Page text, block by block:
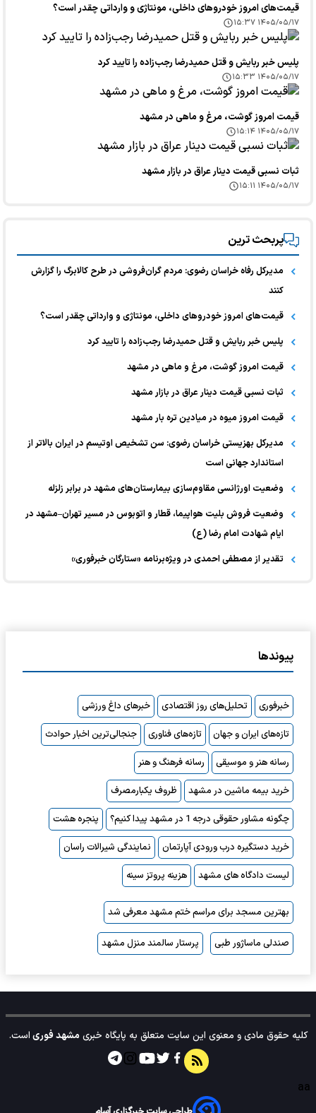
قیمت‌های امروز خودرو‌های داخلی، مونتاژی و وارداتی چقدر است؟
۱۴۰۵/۰۵/۱۷ ۱۵:۳۷
پلیس خبر ربایش و قتل حمیدرضا رجب‌زاده را تایید کرد
۱۴۰۵/۰۵/۱۷ ۱۵:۳۳
قیمت امروز گوشت، مرغ و ماهی در مشهد
۱۴۰۵/۰۵/۱۷ ۱۵:۱۴
ثبات نسبی قیمت دینار عراق در بازار مشهد
۱۴۰۵/۰۵/۱۷ ۱۵:۱۱
پربحث ترین
مدیرکل رفاه خراسان رضوی: مردم گران‌فروشی در طرح کالابرگ را گزارش
کنند
قیمت‌های امروز خودرو‌های داخلی، مونتاژی و وارداتی چقدر است؟
پلیس خبر ربایش و قتل حمیدرضا رجب‌زاده را تایید کرد
قیمت امروز گوشت، مرغ و ماهی در مشهد
ثبات نسبی قیمت دینار عراق در بازار مشهد
قیمت امروز میوه در میادین تره بار مشهد
مدیرکل بهزیستی خراسان رضوی: سن تشخیص اوتیسم در ایران بالاتر از
استاندارد جهانی است
وضعیت اورژانسی مقاوم‌سازی بیمارستان‌های مشهد در برابر زلزله
وضعیت فروش بلیت هواپیما، قطار و اتوبوس در مسیر تهران–مشهد در
ایام شهادت امام رضا (ع)
تقدیر از مصطفی احمدی در ویژه‌برنامه «ستارگان خبرفوری»
پیوندها
خبرفوری تحلیل‌های روز اقتصادی
خبرهای داغ ورزشی
تازه‌های ایران و جهان
تازه‌های فناوری
جنجالی‌ترین اخبار حوادث
رسانه هنر و موسیقی
رسانه فرهنگ و هنر
خرید بیمه ماشین در مشهد
ظروف یکبارمصرف
چگونه مشاور حقوقی درجه 1 در مشهد پیدا کنیم؟
پنجره هشت
خرید دستگیره درب ورودی آپارتمان
نمایندگی شیرالات راسان
لیست دادگاه های مشهد
هزینه پروتز سینه
بهترین مسجد برای مراسم ختم مشهد معرفی شد
صندلی ماساژور طبی پرستار سالمند منزل مشهد
کلیه حقوق مادی و معنوی این سایت متعلق به پایگاه خبریمشهد فوریاست.
aa